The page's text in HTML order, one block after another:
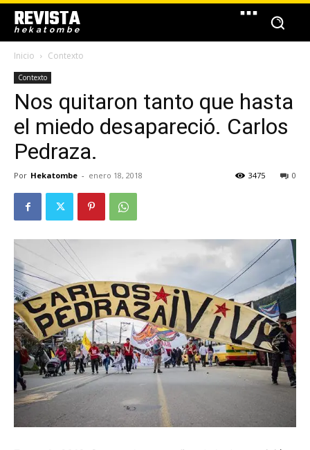
REVISTA
hekatombe
Inicio Contexto
Contexto
Nos quitaron tanto que hasta
el miedo desapareció. Carlos
Pedraza.
Por Hekatombe - enero 18, 2018 0
3475